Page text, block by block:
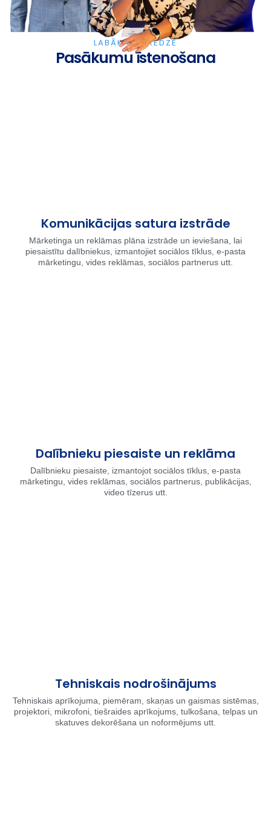
LABĀKĀ PIEREDZE
Pasākumu īstenošana
Komunikācijas satura izstrāde
Mārketinga un reklāmas plāna izstrāde un ieviešana, lai
piesaistītu dalībniekus, izmantojiet sociālos tīklus, e-pasta
mārketingu, vides reklāmas, sociālos partnerus utt.
Dalībnieku piesaiste un reklāma
Dalībnieku piesaiste, izmantojot sociālos tīklus, e-pasta
mārketingu, vides reklāmas, sociālos partnerus, publikācijas,
video tīzerus utt.
Tehniskais nodrošinājums
Tehniskais aprīkojuma, piemēram, skaņas un gaismas sistēmas,
projektori, mikrofoni, tiešraides aprīkojums, tulkošana, telpas un
skatuves dekorēšana un noformējums utt.